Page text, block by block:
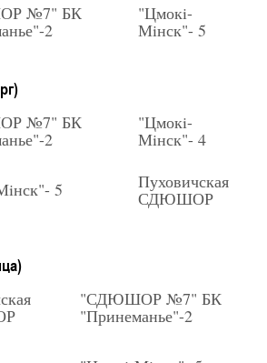
№7" БК
2
"Цмокi-
Мiнск"- 5
№7" БК
2
"Цмокi-
Мiнск"- 4
5 Пуховичская
СДЮШОР
"СДЮШОР №7" БК
"Принеманье"-2